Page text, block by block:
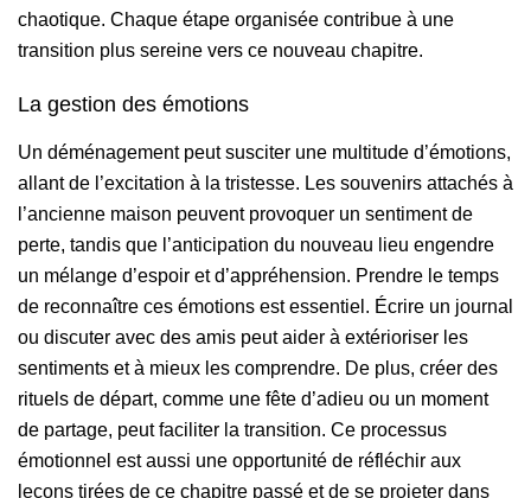
chaotique. Chaque étape organisée contribue à une
transition plus sereine vers ce nouveau chapitre.
La gestion des émotions
Un déménagement peut susciter une multitude d’émotions,
allant de l’excitation à la tristesse. Les souvenirs attachés à
l’ancienne maison peuvent provoquer un sentiment de
perte, tandis que l’anticipation du nouveau lieu engendre
un mélange d’espoir et d’appréhension. Prendre le temps
de reconnaître ces émotions est essentiel. Écrire un journal
ou discuter avec des amis peut aider à extérioriser les
sentiments et à mieux les comprendre. De plus, créer des
rituels de départ, comme une fête d’adieu ou un moment
de partage, peut faciliter la transition. Ce processus
émotionnel est aussi une opportunité de réfléchir aux
leçons tirées de ce chapitre passé et de se projeter dans